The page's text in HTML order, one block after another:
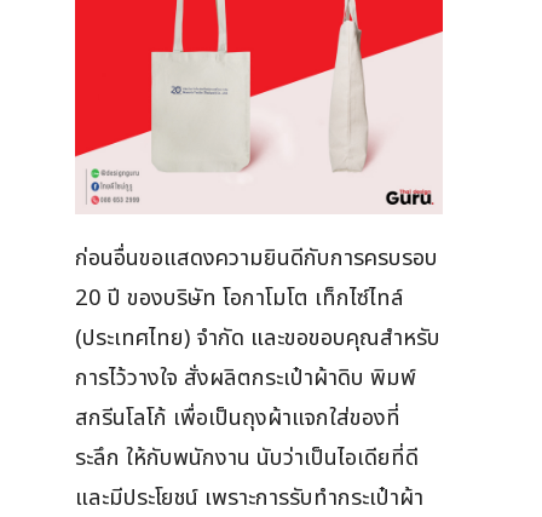
ก่อนอื่นขอแสดงความยินดีกับการครบรอบ
20 ปี ของบริษัท โอกาโมโต เท็กไซ์ไทล์
(ประเทศไทย) จำกัด และขอขอบคุณสำหรับ
การไว้วางใจ สั่งผลิตกระเป๋าผ้าดิบ พิมพ์
สกรีนโลโก้ เพื่อเป็นถุงผ้าแจกใส่ของที่
ระลึก ให้กับพนักงาน นับว่าเป็นไอเดียที่ดี
และมีประโยชน์ เพราะการรับทำกระเป๋าผ้า